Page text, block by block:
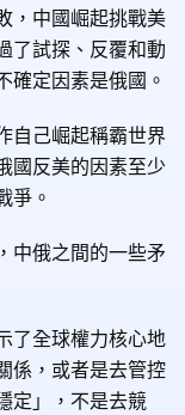
，中國崛起挑戰美
了試探、反覆和動
確定因素是俄國。
自己崛起稱霸世界
國反美的因素至少
爭。
中俄之間的一些矛
了全球權力核心地
係，或者是去管控
定」，不是去競